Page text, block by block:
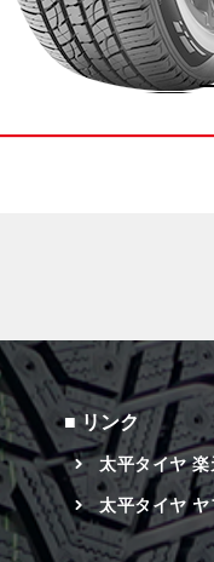
リンク
太平タイヤ
太平タイヤ